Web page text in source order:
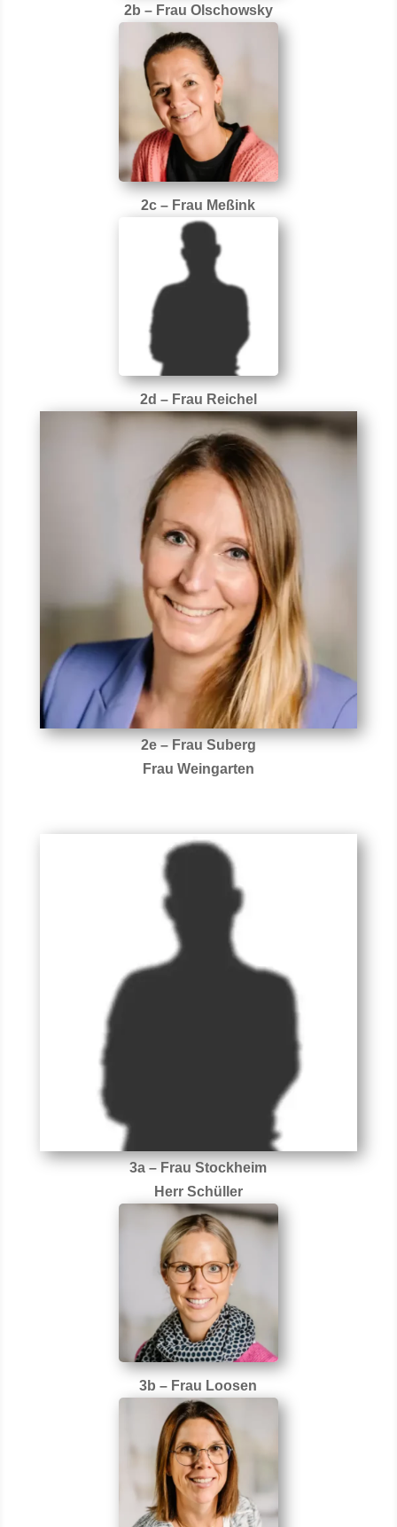
2b – Frau Olschowsky
2c – Frau Meßink
2d – Frau Reichel
2e – Frau Suberg
Frau Weingarten
3a – Frau Stockheim
Herr Schüller
3b – Frau Loosen